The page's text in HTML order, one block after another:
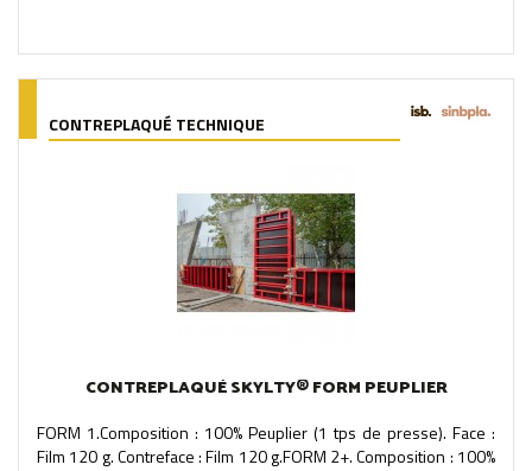
CONTREPLAQUÉ TECHNIQUE
CONTREPLAQUÉ SKYLTY® FORM PEUPLIER
FORM 1.Composition : 100% Peuplier (1 tps de presse). Face :
Film 120 g. Contreface : Film 120 g.FORM 2+. Composition : 100%